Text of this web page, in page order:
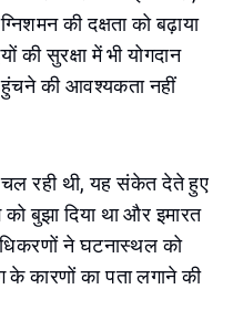
की दक्षता को बढ़ाया
की सुरक्षा में भी योगदान
की आवश्यकता नहीं
चल रही थी, यह संकेत देते हुए
बुझा दिया था और इमारत
ने घटनास्थल को
के कारणों का पता लगाने की